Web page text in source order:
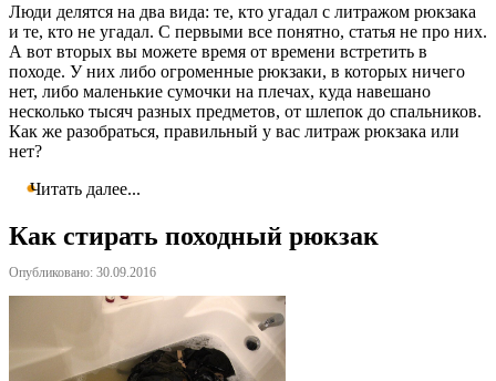
Люди делятся на два вида: те, кто угадал с литражом рюкзака
и те, кто не угадал. С первыми все понятно, статья не про них.
А вот вторых вы можете время от времени встретить в
походе. У них либо огроменные рюкзаки, в которых ничего
нет, либо маленькие сумочки на плечах, куда навешано
несколько тысяч разных предметов, от шлепок до спальников.
Как же разобраться, правильный у вас литраж рюкзака или
нет?
Читать далее...
Как стирать походный рюкзак
Опубликовано: 30.09.2016